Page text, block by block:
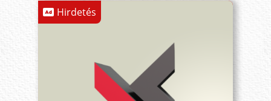
Hirdetés